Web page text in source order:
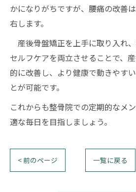
かになりがちですが、腰痛の改善
右します。
産後骨盤矯正を上手に取り入れ
セルフケアを両立させることで、
的に改善し、より健康で動きやす
とが可能です。
これからも整骨院での定期的なメ
適な毎日を目指しましょう。
< 前のページ 一覧に戻る